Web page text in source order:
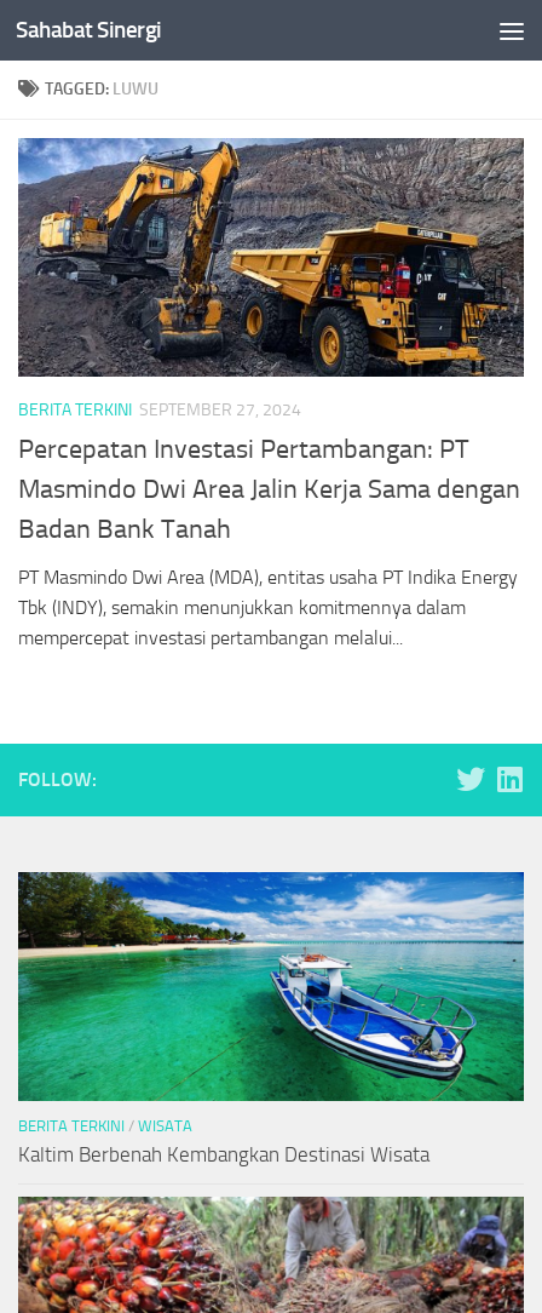
Skip to content
Sahabat Sinergi
TAGGED: LUWU
BERITA TERKINI SEPTEMBER 27, 2024
Percepatan Investasi Pertambangan: PT
Masmindo Dwi Area Jalin Kerja Sama dengan
Badan Bank Tanah
PT Masmindo Dwi Area (MDA), entitas usaha PT Indika Energy
Tbk (INDY), semakin menunjukkan komitmennya dalam
mempercepat investasi pertambangan melalui...
FOLLOW:
BERITA TERKINI / WISATA
Kaltim Berbenah Kembangkan Destinasi Wisata